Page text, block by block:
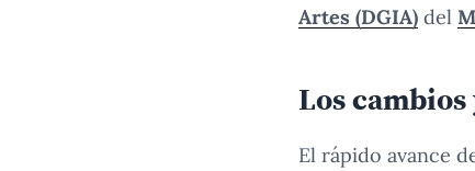
Artes (DGIA) del
Los
El rápido avance